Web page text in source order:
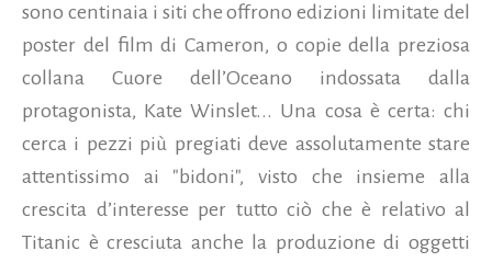
sono centinaia i siti che offrono edizioni limitate del
poster del film di Cameron, o copie della preziosa
collana Cuore dell’Oceano indossata dalla
protagonista, Kate Winslet... Una cosa è certa: chi
cerca i pezzi più pregiati deve assolutamente stare
attentissimo ai "bidoni", visto che insieme alla
crescita d’interesse per tutto ciò che è relativo al
Titanic è cresciuta anche la produzione di oggetti